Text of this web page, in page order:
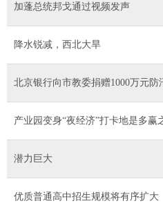
加蓬总统邦戈通过视频发声
降水锐减，西北大旱
北京银行向市教委捐赠1000万元防
产业园变身“夜经济”打卡地是多赢
潜力巨大
优质普通高中招生规模将有序扩大